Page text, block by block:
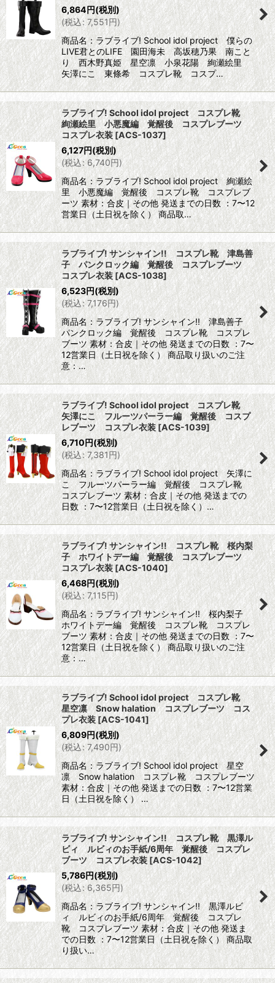
6,864円(税別)
(税込: 7,551円)
商品名：ラブライブ! School idol project 僕らの
LIVE君とのLIFE 園田海未 高坂穂乃果 南こと
り 西木野真姫 星空凛 小泉花陽 絢瀬絵里
矢澤にこ 東條希 コスプレ靴 コスプ…
ラブライブ! School idol project コスプレ靴
絢瀬絵里 小悪魔編 覚醒後 コスプレブーツ
コスプレ衣装 [ACS-1037]
6,127円(税別)
(税込: 6,740円)
商品名：ラブライブ! School idol project 絢瀬絵
里 小悪魔編 覚醒後 コスプレ靴 コスプレブ
ーツ 素材：合皮｜その他 発送までの日数 ：7〜12
営業日（土日祝を除く） 商品取…
ラブライブ! サンシャイン!! コスプレ靴 津島善
子 パンクロック編 覚醒後 コスプレブーツ
コスプレ衣装 [ACS-1038]
6,523円(税別)
(税込: 7,176円)
商品名：ラブライブ! サンシャイン!! 津島善子
パンクロック編 覚醒後 コスプレ靴 コスプレ
ブーツ 素材：合皮｜その他 発送までの日数 ：7〜
12営業日（土日祝を除く） 商品取り扱いのご注
意：…
ラブライブ! School idol project コスプレ靴
矢澤にこ フルーツパーラー編 覚醒後 コスプ
レブーツ コスプレ衣装[ACS-1039]
6,710円(税別)
(税込: 7,381円)
商品名：ラブライブ! School idol project 矢澤に
こ フルーツパーラー編 覚醒後 コスプレ靴
コスプレブーツ 素材：合皮｜その他 発送までの
日数 ：7〜12営業日（土日祝を除く）…
ラブライブ! サンシャイン!! コスプレ靴 桜内梨
子 ホワイトデー編 覚醒後 コスプレブーツ
コスプレ衣装 [ACS-1040]
6,468円(税別)
(税込: 7,115円)
商品名：ラブライブ! サンシャイン!! 桜内梨子
ホワイトデー編 覚醒後 コスプレ靴 コスプレ
ブーツ 素材：合皮｜その他 発送までの日数 ：7〜
12営業日（土日祝を除く） 商品取り扱いのご注
意：…
ラブライブ! School idol project コスプレ靴
星空凛 Snow halation コスプレブーツ コス
プレ衣装[ACS-1041]
6,809円(税別)
(税込: 7,490円)
商品名：ラブライブ! School idol project 星空
凛 Snow halation コスプレ靴 コスプレブーツ
素材：合皮｜その他 発送までの日数 ：7〜12営業
日（土日祝を除く） …
ラブライブ! サンシャイン!! コスプレ靴 黒澤ル
ビィ ルビィのお手紙/6周年 覚醒後 コスプレ
ブーツ コスプレ衣装 [ACS-1042]
5,786円(税別)
(税込: 6,365円)
商品名：ラブライブ! サンシャイン!! 黒澤ルビ
ィ ルビィのお手紙/6周年 覚醒後 コスプレ
靴 コスプレブーツ 素材：合皮｜その他 発送ま
での日数 ：7〜12営業日（土日祝を除く） 商品取
り扱い…